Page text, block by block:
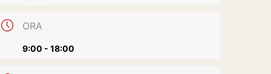
ORA
9:00 - 18:00